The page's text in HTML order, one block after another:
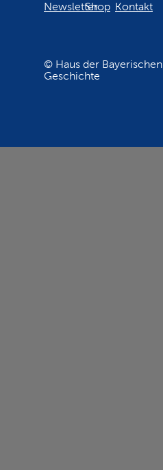
NewsletterShop Kontakt
© Haus der Bayerischen
Geschichte